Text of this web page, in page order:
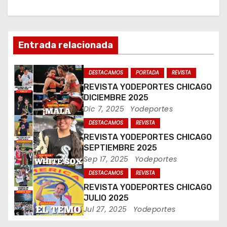
ó
n
d
e
e
n
t
r
Entrada relacionada
DESTACAMOS PORTADA REVISTA
REVISTA YODEPORTES CHICAGO
DICIEMBRE 2025
Dic 7, 2025 Yodeportes
DESTACAMOS REVISTA
REVISTA YODEPORTES CHICAGO
SEPTIEMBRE 2025
Sep 17, 2025 Yodeportes
DESTACAMOS REVISTA
REVISTA YODEPORTES CHICAGO
JULIO 2025
Jul 27, 2025 Yodeportes